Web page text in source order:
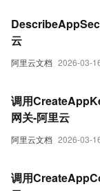
阿里云文档 2026-03-
云
阿里云文档 2026-03-
调用
网关-阿里云
调用